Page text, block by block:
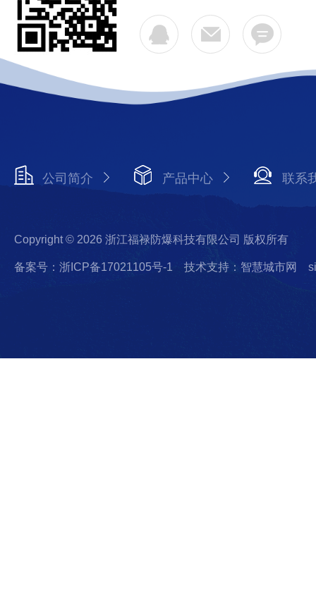
公司简介 产品中心 联系
Copyright © 2026 浙江福禄防爆科技有限公司 版权所有
备案号：浙ICP备17021105号-1 技术支持：智慧城市网